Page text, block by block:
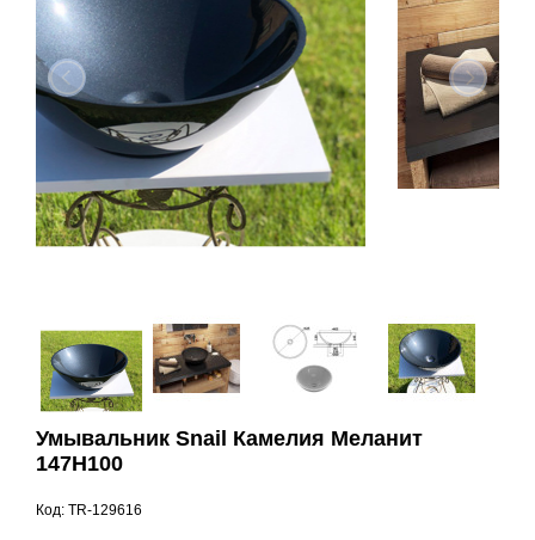
Умывальник Snail Камелия Меланит
147H100
Код: TR-129616